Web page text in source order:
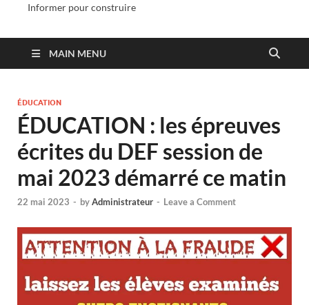
Informer pour construire
MAIN MENU
ÉDUCATION
ÉDUCATION : les épreuves
écrites du DEF session de
mai 2023 démarré ce matin
22 mai 2023 - byAdministrateur - Leave a Comment